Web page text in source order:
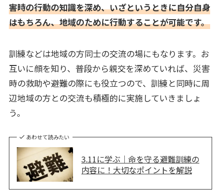
害時の行動の知識を深め、いざというときに自分自身
はもちろん、地域のために行動することが可能です。
訓練などは地域の方同士の交流の場にもなります。お
互いに顔を知り、普段から親交を深めていれば、災害
時の救助や避難の際にも役立つので、訓練と同時に周
辺地域の方との交流も積極的に実施していきましょ
う。
あわせて読みたい
3.11に学ぶ｜命を守る避難訓練の
内容に！大切なポイントを解説